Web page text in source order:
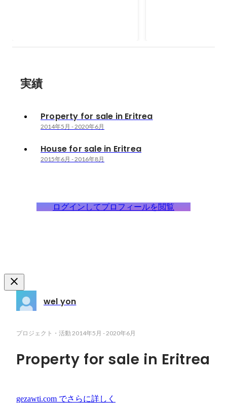
実績
Property for sale in Eritrea
2014年5月 -2020年6月
House for sale in Eritrea
2015年6月 -2016年8月
ログインしてプロフィールを閲覧
wel yon
プロジェクト・活動 2014年5月 -2020年6月
Property for sale in Eritrea
gezawti.com でさらに詳しく